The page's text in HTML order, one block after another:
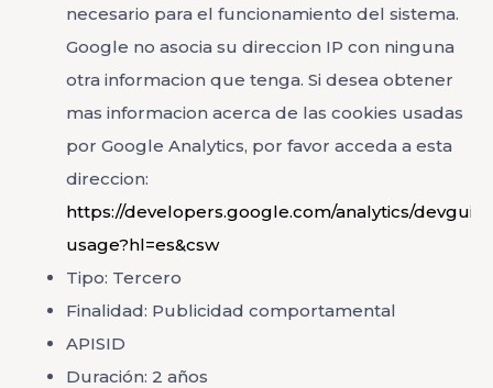
necesario para el funcionamiento del sistema.
Google no asocia su direccion IP con ninguna
otra informacion que tenga. Si desea obtener
mas informacion acerca de las cookies usadas
por Google Analytics, por favor acceda a esta
direccion:
https://developers.google.com/analytics/
usage?hl=es&csw
Tipo: Tercero
Finalidad: Publicidad comportamental
APISID
Duración: 2 años